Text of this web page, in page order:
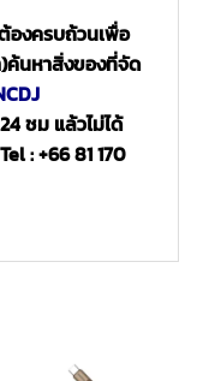
องครบถ้วนเพื่อ
ค้นหาสิ่งของที่จัด
ชม แล้วไม่ได้
: +66 81 170